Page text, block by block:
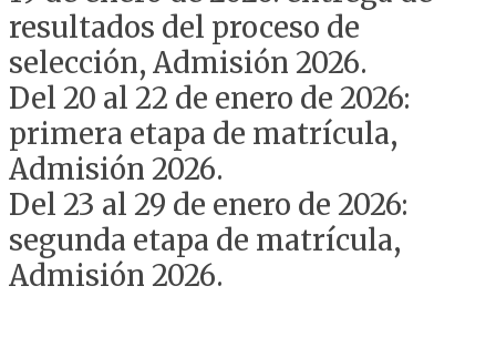
resultados del proceso de
selección, Admisión 2026.
Del 20 al 22 de enero de 2026:
primera etapa de matrícula,
Admisión 2026.
Del 23 al 29 de enero de 2026:
segunda etapa de matrícula,
Admisión 2026.